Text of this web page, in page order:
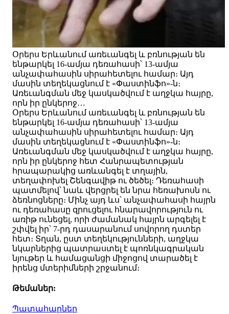
Օրերս Երևանում առեւանգել և բռնության են
ենթարկել 16-ամյա դեռահասի՝ 13-ամյա
անչափահասին սիրահետելու համար։ Այդ
մասին տեղեկացնում է «Փաստինֆո»-ն։
Առեւանգման մեջ կասկածվում է աղջկա հայրը,
որն իր ընկերոջ…
Օրերս Երևանում առեւանգել և բռնության են
ենթարկել 16-ամյա դեռահասի՝ 13-ամյա
անչափահասին սիրահետելու համար։ Այդ
մասին տեղեկացնում է «Փաստինֆո»-ն։
Առեւանգման մեջ կասկածվում է աղջկա հայրը,
որն իր ընկերոջ հետ Հանրապետության
հրապարակից առևանգել է տղային,
տեղափոխել Շենգավիթ ու ծեծել։ Դեռահասի
պատմելով՝ նաև վերցրել են նրա հեռախոսն ու
ձեռնոցները։ Մինչ այդ ևս՝ անչափահասի հայրն
ու դեռահասը զրուցելու հնարավորություն ու
առիթ ունեցել, որի ժամանակ հայրն արգելել է
շփվել իր՝ 7-րդ դասարանում սովորող դստեր
հետ։ Տղան, ըստ տեղեկությունների, աղջկա
նկարներից պատրաստել է պոռնկագրական
նյութեր և համացանցի միջոցով տարածել է
իրենց մտերիմների շրջանում։
Թեմաներ:
Պատահարներ